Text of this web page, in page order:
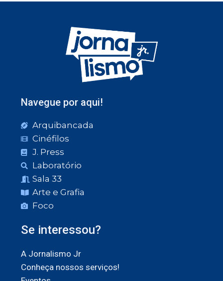
Navegue por aqui!
Arquibancada
Cinéfilos
J. Press
Laboratório
Sala 33
Arte e Grafia
Foco
Se interessou?
A Jornalismo Jr
Conheça nossos serviços!